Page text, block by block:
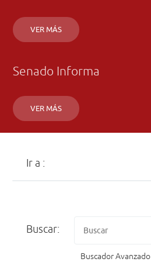
VER MÁS
Senado Informa
VER MÁS
Ir a :
Buscar:
Buscador Avanzado